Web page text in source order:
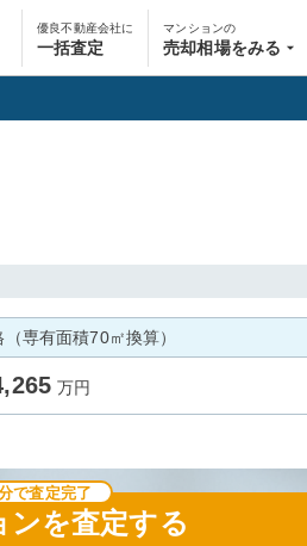
優良不動産会社に
一括査定
マンションの
売却相場をみる
専有面積70㎡換算）
万円
ンを査定する
で査定完了